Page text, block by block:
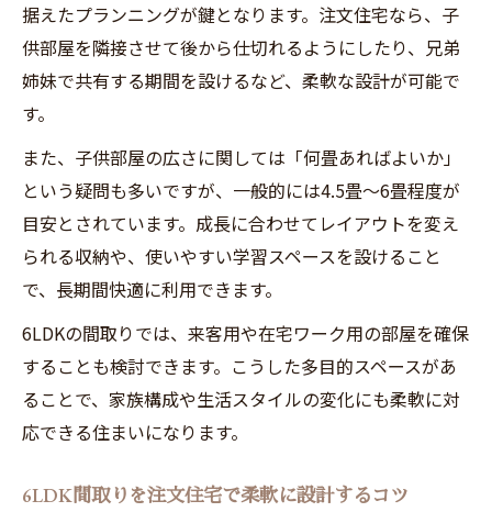
据えたプランニングが鍵となります。注文住宅なら、子
供部屋を隣接させて後から仕切れるようにしたり、兄弟
姉妹で共有する期間を設けるなど、柔軟な設計が可能で
す。
また、子供部屋の広さに関しては「何畳あればよいか」
という疑問も多いですが、一般的には4.5畳〜6畳程度が
目安とされています。成長に合わせてレイアウトを変え
られる収納や、使いやすい学習スペースを設けること
で、長期間快適に利用できます。
6LDKの間取りでは、来客用や在宅ワーク用の部屋を確保
することも検討できます。こうした多目的スペースがあ
ることで、家族構成や生活スタイルの変化にも柔軟に対
応できる住まいになります。
6LDK間取りを注文住宅で柔軟に設計するコツ